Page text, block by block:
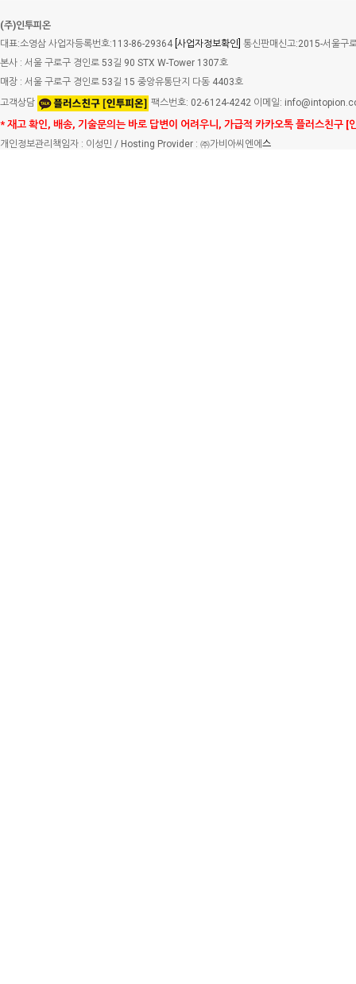
(주)인투피온
대표:소영삼 사업자등록번호:113-86-29364 [사업자정보확인] 통신판매신고:2015-서울구
본사 : 서울 구로구 경인로 53길 90 STX W-Tower 1307호
매장 : 서울 구로구 경인로 53길 15 중앙유통단지 다동 4403호
고객상담
팩스번호: 02-6124-4242 이메일:
* 재고 확인, 배송, 기술문의는 바로 답변이 어려우니, 가급적 카카오톡 플러스친구 [
개인정보관리책임자 : 이성민 / Hosting Provider : ㈜가비아씨엔에 스